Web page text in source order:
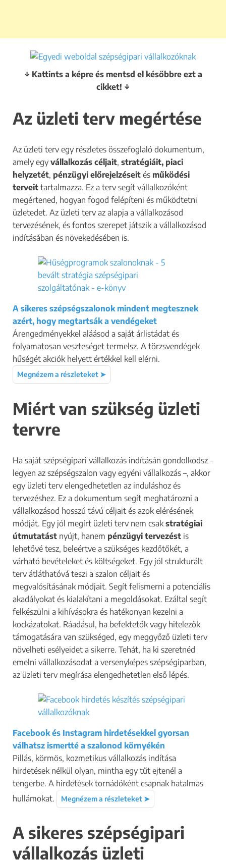
↓ Kattints a képre és mentsd el későbbre ezt a
cikket! ↓
Az üzleti terv megértése
Az üzleti terv egy részletes összefoglaló dokumentum,
amely egyvállalkozás céljait, stratégiáit, piaci
helyzetét, pénzügyi előrejelzéseit és működési
terveit tartalmazza. Ez a terv segít vállalkozóként
megértened, hogyan fogod felépíteni és működtetni
üzletedet. Az üzleti terv az alapja a vállalkozásod
tervezésének, és fontos szerepet játszik a vállalkozásod
indításában és növekedésében is.
A sikeres szépségszalonok mindent megtesznek
azért, hogy megtartsák a vendégeket
Árengedményekkel aláásod a saját árlistádat és
folyamatosan veszteséget termelsz. A törzsvendégek
hűségét akciók helyett értékkel kell elérni.
Megnézem a részleteket ➤
Miért van szükség üzleti
tervre
Ha saját szépségipari vállalkozás indításán gondolkodsz –
legyen az szépségszalon vagy egyéni vállalkozás –, akkor
egy üzleti terv elengedhetetlen az induláshoz és
tervezéshez. Ez a dokumentum segít meghatározni a
vállalkozásod hosszú távú céljait és azok elérésének
módját. Egy jól megírt üzleti terv nem csak stratégiai
útmutatást nyújt, hanem pénzügyi tervezést is
lehetővé tesz, beleértve a szükséges kezdőtőkét, a
várható bevételeket és költségeket. Egy jól strukturált
terv átláthatóvá teszi a szalon céljait és
megvalósításának módjait. Segít felismerni a potenciális
akadályokat és kialakítani a megoldásokat. Ezáltal segít
felkészülni a kihívásokra és hatékonyan kezelni a
kockázatokat. Ráadásul, ha befektetők vagy hitelezők
támogatására van szükséged, egy meggyőző üzleti terv
növelheti esélyeidet a sikerre. Tehát, ha ki szeretnéd
emelni vállalkozásodat a versenyképes szépségiparban,
az üzleti terv megírása elengedhetetlen első lépés.
Facebook és Instagram hirdetésekkel gyorsan
válhatsz ismertté a szalonod környékén
Pillás, körmös, kozmetikus vállalkozás indítása
hirdetések nélkül olyan, mintha egy tűt ejtenél a
tengerbe. A hirdetések tornádóként csapnak hatalmas
hullámokat.
Megnézem a részleteket ➤
A sikeres szépségipari
vállalkozás üzleti